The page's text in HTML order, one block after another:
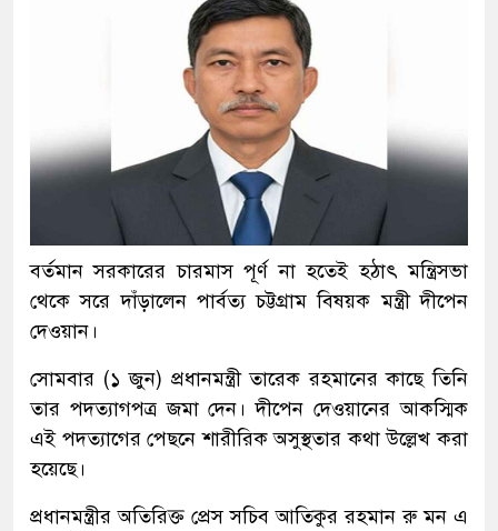
বর্তমান সরকারের চারমাস পূর্ণ না হতেই হঠাৎ মন্ত্রিসভা
থেকে সরে দাঁড়ালেন পার্বত্য চট্টগ্রাম বিষয়ক মন্ত্রী দীপেন
দেওয়ান।
সোমবার (১ জুন) প্রধানমন্ত্রী তারেক রহমানের কাছে তিনি
তার পদত্যাগপত্র জমা দেন। দীপেন দেওয়ানের আকস্মিক
এই পদত্যাগের পেছনে শারীরিক অসুস্থতার কথা উল্লেখ করা
হয়েছে।
প্রধানমন্ত্রীর অতিরিক্ত প্রেস সচিব আতিকুর রহমান রু মন এ